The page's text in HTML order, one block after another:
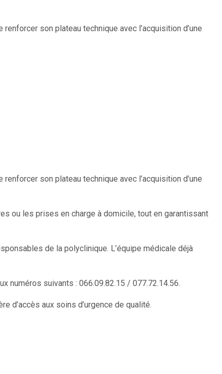
son plateau technique avec l’acquisition d’une
son plateau technique avec l’acquisition d’une
ou les prises en charge à domicile, tout en garantissant
de la polyclinique. L’équipe médicale déjà
numéros suivants : 066.09.82.15 / 077.72.14.56.
d’accès aux soins d’urgence de qualité.